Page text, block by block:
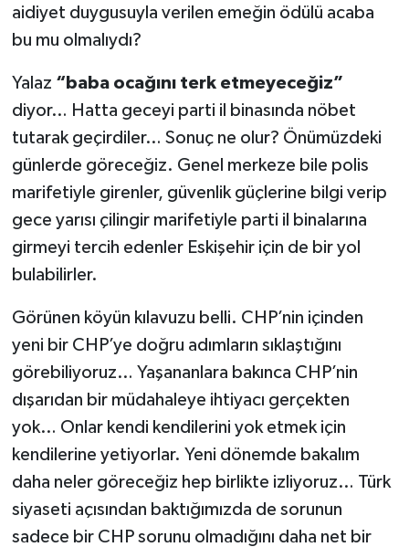
aidiyet duygusuyla verilen emeğin ödülü acaba
bu mu olmalıydı?
Yalaz “baba ocağını terk etmeyeceğiz”
diyor… Hatta geceyi parti il binasında nöbet
tutarak geçirdiler… Sonuç ne olur? Önümüzdeki
günlerde göreceğiz. Genel merkeze bile polis
marifetiyle girenler, güvenlik güçlerine bilgi verip
gece yarısı çilingir marifetiyle parti il binalarına
girmeyi tercih edenler Eskişehir için de bir yol
bulabilirler.
Görünen köyün kılavuzu belli. CHP’nin içinden
yeni bir CHP’ye doğru adımların sıklaştığını
görebiliyoruz… Yaşananlara bakınca CHP’nin
dışarıdan bir müdahaleye ihtiyacı gerçekten
yok… Onlar kendi kendilerini yok etmek için
kendilerine yetiyorlar. Yeni dönemde bakalım
daha neler göreceğiz hep birlikte izliyoruz… Türk
siyaseti açısından baktığımızda de sorunun
sadece bir CHP sorunu olmadığını daha net bir